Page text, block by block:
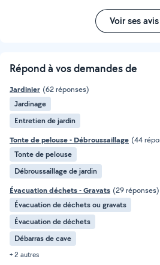
Voir ses avis
Répond à vos demandes de
Jardinier (62 réponses)
Jardinage
Entretien de jardin
Tonte de pelouse - Débroussaillage (44
Tonte de pelouse
Débroussaillage de jardin
Évacuation déchets - Gravats (29 réponses)
Évacuation de déchets ou gravats
Évacuation de déchets
Débarras de cave
+ 2 autres